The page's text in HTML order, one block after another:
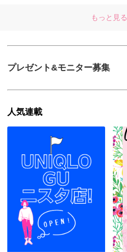
もっと見る
プレゼント&モニター募集
人気連載